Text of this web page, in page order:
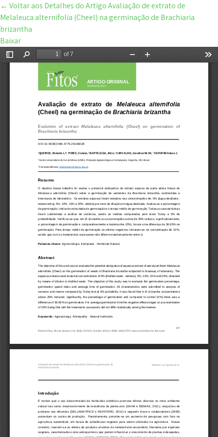
← Voltar aos Detalhes do ArtigoAvaliação de extrato de
Melaleuca alternifolia (Cheel) na germinação de Brachiaria
brizantha
Baixar